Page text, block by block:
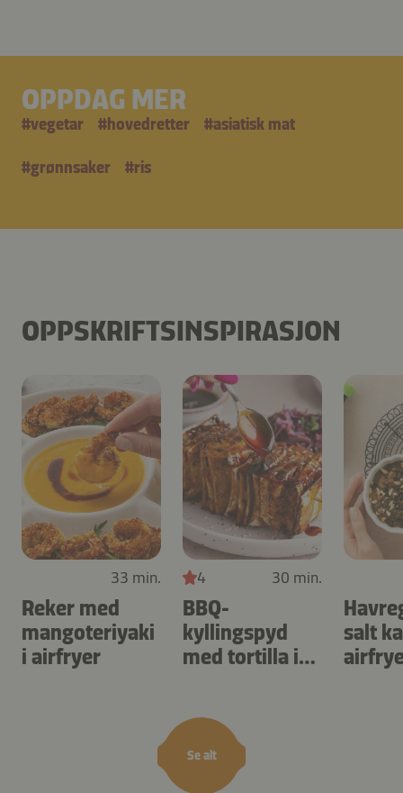
OPPDAG MER
#vegetar #hovedretter #asiatisk mat
#grønnsaker #ris
OPPSKRIFTSINSPIRASJON
Se alt
33 min.
Reker med
mangoteriyaki
i airfryer
4 30 min.
BBQ-
kyllingspyd
med tortilla i
salt